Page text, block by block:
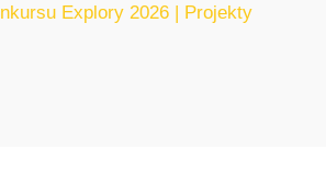
Explory 2026 | Projekty